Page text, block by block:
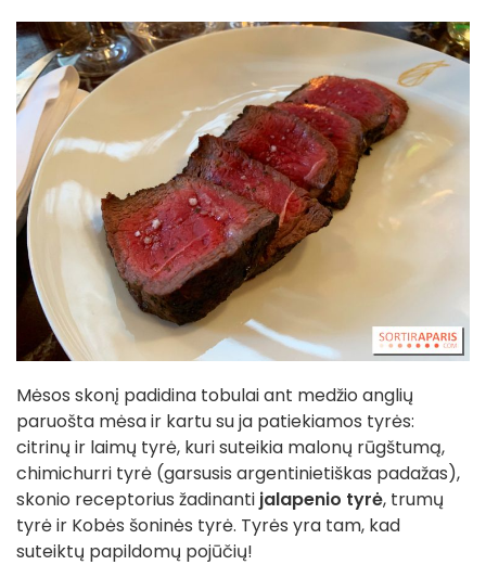
Mėsos skonį padidina tobulai ant medžio anglių
paruošta mėsa ir kartu su ja patiekiamos tyrės:
citrinų ir laimų tyrė, kuri suteikia malonų rūgštumą,
chimichurri tyrė (garsusis argentinietiškas padažas),
skonio receptorius žadinanti jalapenio tyrė, trumų
tyrė ir Kobės šoninės tyrė. Tyrės yra tam, kad
suteiktų papildomų pojūčių!